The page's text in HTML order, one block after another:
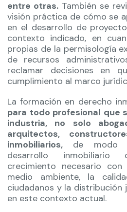
entre otras. También se
visión práctica de cómo se
en el desarrollo de
contexto indicado, en
propias de la permisología
de recursos
reclamar decisiones en
cumplimiento al marco
La formación en derecho
para todo profesional que
industria, no solo
arquitectos,
inmobiliarios, de modo
desarrollo
crecimiento necesario
medio ambiente, la
ciudadanos y la distribución
en este contexto actual.